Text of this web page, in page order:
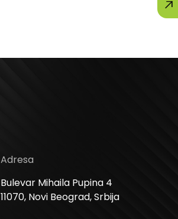
Adresa
Bulevar Mihaila Pupina 4
11070, Novi Beograd, Srbija